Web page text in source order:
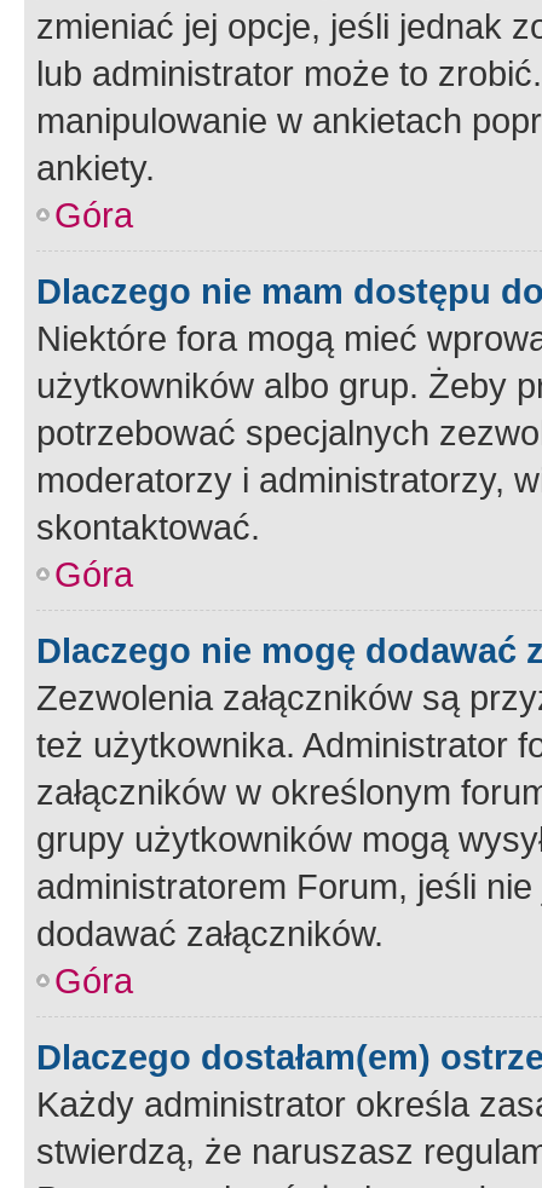
zmieniać jej opcje, jeśli jednak
lub administrator może to
manipulowanie w ankietach
ankiety.
Góra
Dlaczego nie mam dostępu
Niektóre fora mogą mieć
użytkowników albo grup. Żeby
potrzebować specjalnych
moderatorzy i administratorzy,
skontaktować.
Góra
Dlaczego nie mogę dodawać
Zezwolenia załączników są
też użytkownika. Administrator
załączników w określonym
grupy użytkowników mogą
administratorem Forum, jeśli
dodawać załączników.
Góra
Dlaczego dostałam(em)
Każdy administrator określa
stwierdzą, że naruszasz